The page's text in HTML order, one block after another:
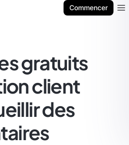
Commencer
gratuits
client
des